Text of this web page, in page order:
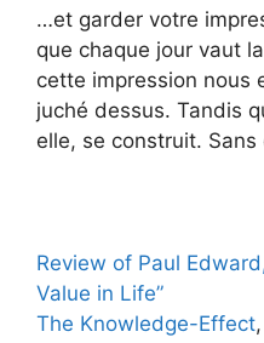
…et garder votre
que chaque jour vaut
cette impression nous
juché dessus. Tandis
elle, se construit. Sans
Review of Paul
Value in Life”
The Knowledge-Effect